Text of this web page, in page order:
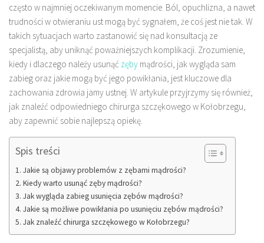
często w najmniej oczekiwanym momencie. Ból, opuchlizna, a nawet
trudności w otwieraniu ust mogą być sygnałem, że coś jest nie tak. W
takich sytuacjach warto zastanowić się nad konsultacją ze
specjalistą, aby uniknąć poważniejszych komplikacji. Zrozumienie,
kiedy i dlaczego należy usunąć zęby mądrości, jak wygląda sam
zabieg oraz jakie mogą być jego powikłania, jest kluczowe dla
zachowania zdrowia jamy ustnej. W artykule przyjrzymy się również,
jak znaleźć odpowiedniego chirurga szczękowego w Kołobrzegu,
aby zapewnić sobie najlepszą opiekę.
Spis treści
Jakie są objawy problemów z zębami mądrości?
Kiedy warto usunąć zęby mądrości?
Jak wygląda zabieg usunięcia zębów mądrości?
Jakie są możliwe powikłania po usunięciu zębów mądrości?
Jak znaleźć chirurga szczękowego w Kołobrzegu?